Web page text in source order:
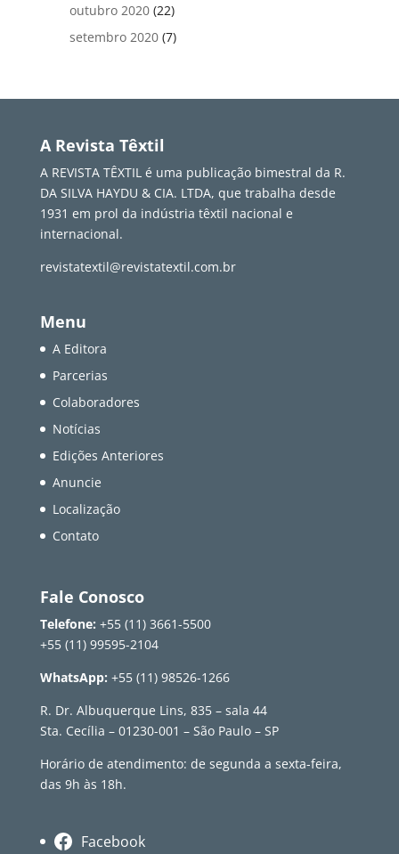
outubro 2020 (22)
setembro 2020 (7)
A Revista Têxtil
A REVISTA TÊXTIL é uma publicação bimestral da R.
DA SILVA HAYDU & CIA. LTDA, que trabalha desde
1931 em prol da indústria têxtil nacional e
internacional.
revistatextil@revistatextil.com.br
Menu
A Editora
Parcerias
Colaboradores
Notícias
Edições Anteriores
Anuncie
Localização
Contato
Fale Conosco
Telefone: +55 (11) 3661-5500
+55 (11) 99595-2104
WhatsApp: +55 (11) 98526-1266
R. Dr. Albuquerque Lins, 835 – sala 44
Sta. Cecília – 01230-001 – São Paulo – SP
Horário de atendimento: de segunda a sexta-feira,
das 9h às 18h.
Facebook